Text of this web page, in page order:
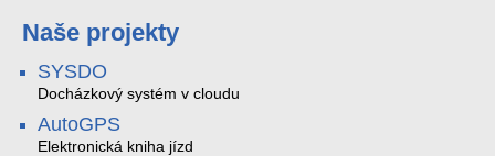
Naše projekty
SYSDO
Docházkový systém v cloudu
AutoGPS
Elektronická kniha jízd